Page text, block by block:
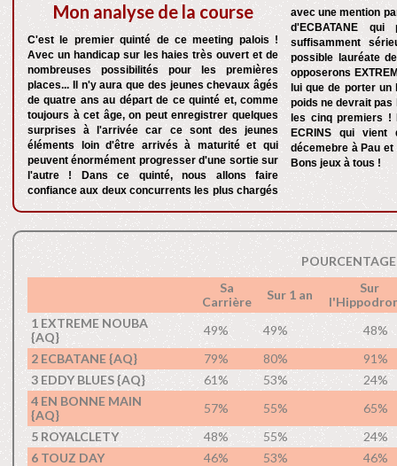
Mon analyse de la course
C'est le premier quinté de ce meeting palois !
Avec un handicap sur les haies très ouvert et de
nombreuses possibilités pour les premières
places... Il n'y aura que des jeunes chevaux âgés
de quatre ans au départ de ce quinté et, comme
toujours à cet âge, on peut enregistrer quelques
surprises à l'arrivée car ce sont des jeunes
éléments loin d'être arrivés à maturité et qui
peuvent énormément progresser d'une sortie sur
l'autre ! Dans ce quinté, nous allons faire
confiance aux deux concurrents les plus chargés
avec une mention
d'ECBATANE qui
suffisamment
possible lauréate
opposerons
lui que de porter
poids ne devrait
les cinq premiers !
ECRINS qui
décemebre à Pau
Bons jeux à tous !
Sa
Carrière
Sur 1 an
Sur
1 EXTREME NOUBA
{AQ}
49% 49%
48%
2 ECBATANE {AQ}
79% 80%
91%
3 EDDY BLUES {AQ}
61% 53%
24%
4 EN BONNE MAIN
{AQ}
57% 55%
65%
5 ROYALCLETY
48% 55%
24%
6 TOUZ DAY
46% 53%
46%